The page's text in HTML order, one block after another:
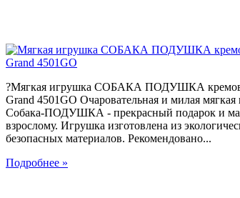
?Мягкая игрушка СОБАКА ПОДУШКА
Grand 4501GO Очаровательная и милая мягкая
Собака-ПОДУШКА - прекрасный подарок и
взрослому. Игрушка изготовлена из
безопасных материалов. Рекомендовано...
Подробнее »